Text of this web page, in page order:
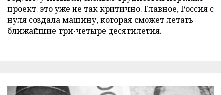
проект, это уже не так критично. Главное, Россия с
нуля создала машину, которая сможет летать
ближайшие три-четыре десятилетия.